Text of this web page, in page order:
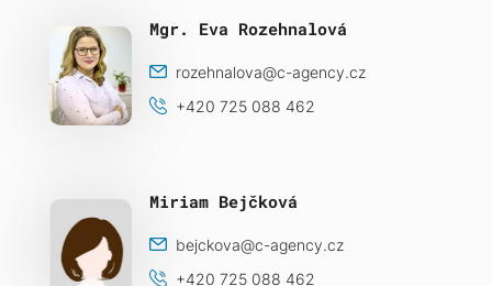
Mgr. Eva Rozehnalová
rozehnalova@c-agency.cz
+420 725 088 462
Miriam Bejčková
bejckova@c-agency.cz
+420 725 088 462